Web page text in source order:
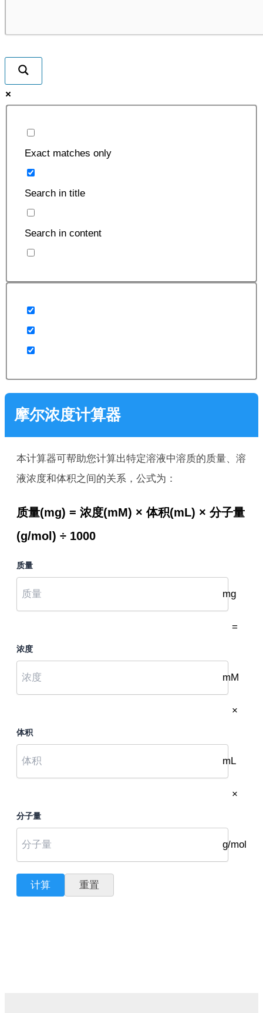
Exact matches only
Search in title
Search in content
摩尔浓度计算器
本计算器可帮助您计算出特定溶液中溶质的质量、溶
液浓度和体积之间的关系，公式为：
质量(mg) = 浓度(mM) × 体积(mL) × 分子量
(g/mol) ÷ 1000
质量
mg
=
浓度
mM
×
体积
mL
×
分子量
g/mol
计算 重置